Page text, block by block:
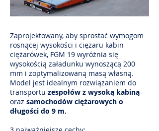
Zaprojektowany, aby sprostać wymogom
rosnącej wysokości i ciężaru kabin
ciężarówek, FGM 19 wyróżnia się
wysokością załadunku wynoszącą 200
mm i zoptymalizowaną masą własną.
Model jest idealnym rozwiązaniem do
transportu zespołów z wysoką kabiną
oraz samochodów ciężarowych o
długości do 9 m.